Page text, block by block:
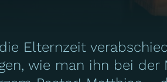
Elternzeit
wie man ihn bei